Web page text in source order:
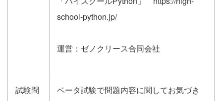
school-python.jp/
運営：ゼノクリース合同会社
試験問
ベータ試験で問題内容に関してお気づき